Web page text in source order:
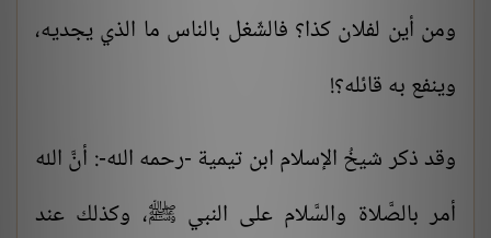
ومن أين لفلان كذا؟ فالشّغل بالناس ما الذي يجديه،
وينفع به قائله؟!
وقد ذكر شيخُ الإسلامابن تيمية -رحمه الله-: أنَّ الله
أمر بالصَّلاة والسَّلام على النبي ﷺ، وكذلك عند